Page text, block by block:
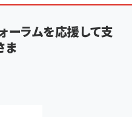
ーラムを応援して支
ま